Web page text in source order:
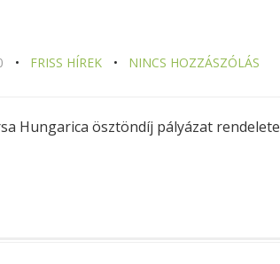
FRISS HÍREK NINCS HOZZÁSZÓLÁS
Hungarica ösztöndíj pályázat rendelete